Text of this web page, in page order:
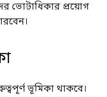
ভোটাধিকার প্রয়োগ
ভূমিকা থাকবে।